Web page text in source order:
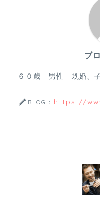
ブ
６０歳 男性 既婚、子
BLOG： https://